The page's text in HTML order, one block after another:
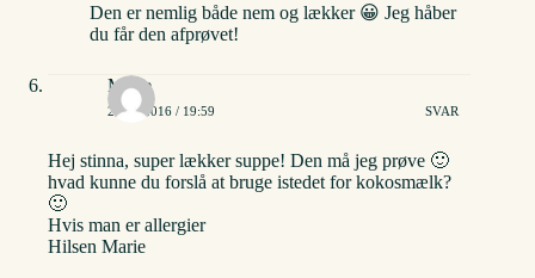
Den er nemlig både nem og lækker 😀 Jeg håber
du får den afprøvet!
Marie
20/04/2016 / 19:59 SVAR
Hej stinna, super lækker suppe! Den må jeg prøve 🙂
hvad kunne du forslå at bruge istedet for kokosmælk?
🙂
Hvis man er allergier
Hilsen Marie